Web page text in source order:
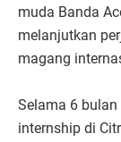
muda Banda
melanjutkan
magang
Selama 6 bulan
internship di